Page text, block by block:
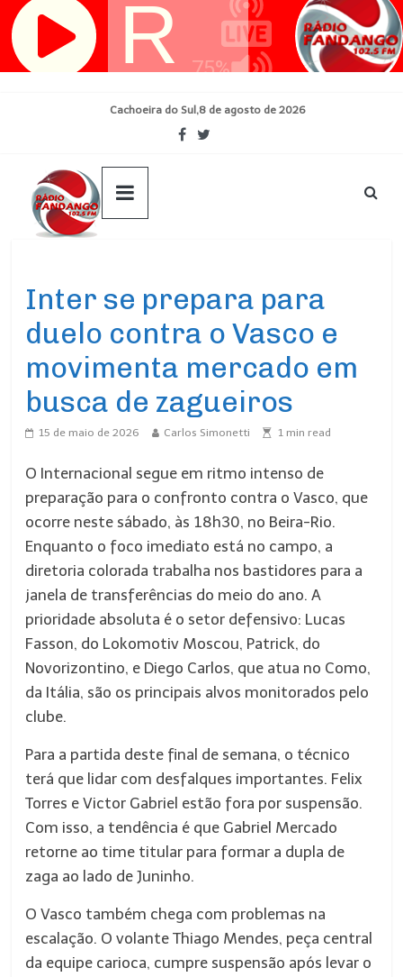
Pular
para
Cachoeira do Sul,8 de agosto de 2026
Inter se prepara para
duelo contra o Vasco e
movimenta mercado em
busca de zagueiros
15 de maio de 2026 Carlos Simonetti 1 min read
O Internacional segue em ritmo intenso de
preparação para o confronto contra o Vasco, que
ocorre neste sábado, às 18h30, no Beira-Rio.
Enquanto o foco imediato está no campo, a
diretoria colorada trabalha nos bastidores para a
janela de transferências do meio do ano. A
prioridade absoluta é o setor defensivo: Lucas
Fasson, do Lokomotiv Moscou, Patrick, do
Novorizontino, e Diego Carlos, que atua no Como,
da Itália, são os principais alvos monitorados pelo
clube.
Para a partida deste final de semana, o técnico
terá que lidar com desfalques importantes. Felix
Torres e Victor Gabriel estão fora por suspensão.
Com isso, a tendência é que Gabriel Mercado
retorne ao time titular para formar a dupla de
zaga ao lado de Juninho.
O Vasco também chega com problemas na
escalação. O volante Thiago Mendes, peça central
da equipe carioca, cumpre suspensão após levar o